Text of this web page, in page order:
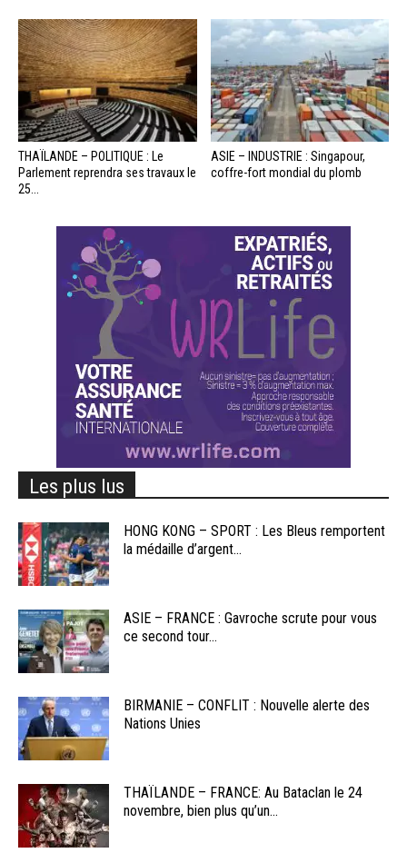
THAÏLANDE – POLITIQUE : Le
Parlement reprendra ses travaux le
25...
ASIE – INDUSTRIE : Singapour,
coffre-fort mondial du plomb
Les plus lus
HONG KONG – SPORT : Les Bleus remportent
la médaille d’argent...
ASIE – FRANCE : Gavroche scrute pour vous
ce second tour...
BIRMANIE – CONFLIT : Nouvelle alerte des
Nations Unies
THAÏLANDE – FRANCE: Au Bataclan le 24
novembre, bien plus qu’un...